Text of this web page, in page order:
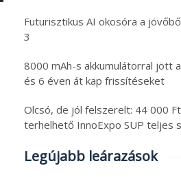
Futurisztikus AI okosóra a
3
8000 mAh-s akkumulátorral jött
és 6 éven át kap frissítéseket
Olcsó, de jól felszerelt: 44 000
terhelhető InnoExpo SUP teljes
Legújabb leárazások